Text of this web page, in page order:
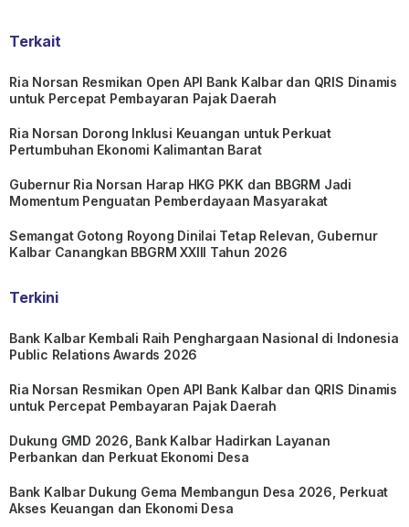
Terkait
Ria Norsan Resmikan Open API Bank Kalbar dan QRIS Dinamis
untuk Percepat Pembayaran Pajak Daerah
Ria Norsan Dorong Inklusi Keuangan untuk Perkuat
Pertumbuhan Ekonomi Kalimantan Barat
Gubernur Ria Norsan Harap HKG PKK dan BBGRM Jadi
Momentum Penguatan Pemberdayaan Masyarakat
Semangat Gotong Royong Dinilai Tetap Relevan, Gubernur
Kalbar Canangkan BBGRM XXIII Tahun 2026
Terkini
Bank Kalbar Kembali Raih Penghargaan Nasional di Indonesia
Public Relations Awards 2026
Ria Norsan Resmikan Open API Bank Kalbar dan QRIS Dinamis
untuk Percepat Pembayaran Pajak Daerah
Dukung GMD 2026, Bank Kalbar Hadirkan Layanan
Perbankan dan Perkuat Ekonomi Desa
Bank Kalbar Dukung Gema Membangun Desa 2026, Perkuat
Akses Keuangan dan Ekonomi Desa